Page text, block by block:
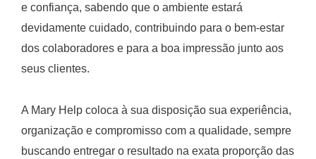
e confiança, sabendo que o ambiente estará
devidamente cuidado, contribuindo para o bem-estar
dos colaboradores e para a boa impressão junto aos
seus clientes.
A Mary Help coloca à sua disposição sua experiência,
organização e compromisso com a qualidade, sempre
buscando entregar o resultado na exata proporção das